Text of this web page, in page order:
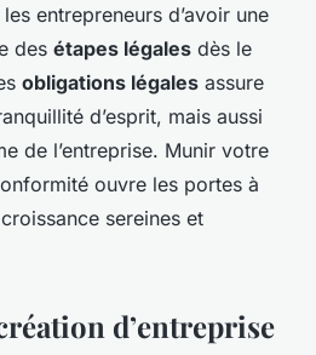
entrepreneurs d’avoir une
des étapes légales dès le
obligations légales assure
d’esprit, mais aussi
de l’entreprise. Munir votre
ouvre les portes à
sereines et
d’entreprise